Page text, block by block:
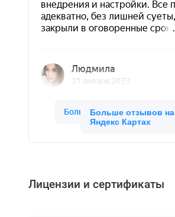
Больше отзывов на
Яндекс Картах
Лицензии и сертификаты